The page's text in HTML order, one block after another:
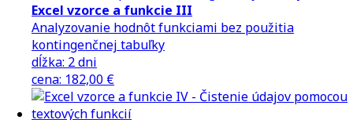
Excel vzorce a funkcie III
Analyzovanie hodnôt funkciami bez použitia
kontingenčnej tabuľky
dĺžka: 2 dni
cena: 182,00 €